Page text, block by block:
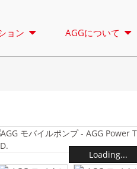
Aシリーズ
CUシリーズ
コントロール
ョン AGGについて
Loading...